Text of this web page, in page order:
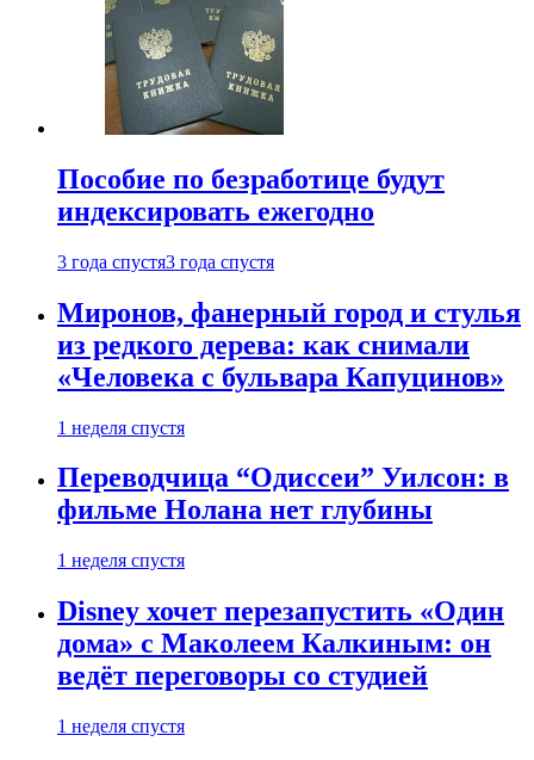
Пособие по безработице будут
индексировать ежегодно
3 года спустя3 года спустя
Миронов, фанерный город и стулья
из редкого дерева: как снимали
«Человека с бульвара Капуцинов»
1 неделя спустя
Переводчица “Одиссеи” Уилсон: в
фильме Нолана нет глубины
1 неделя спустя
Disney хочет перезапустить «Один
дома» с Маколеем Калкиным: он
ведёт переговоры со студией
1 неделя спустя